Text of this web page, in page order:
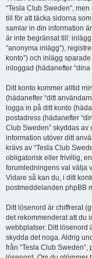
“Tesla Club Sweden”,
till för att täcka sidorna
samlar in din information
är inte begränsat till:
“anonyma inlägg”),
konto”) och inlägg
inloggad (hädanefter “dina
Ditt konto kommer alltid
(hädanefter “ditt
logga in på ditt konto
postadress (hädanefter
Club Sweden” skyddas av
information utöver ditt
krävs av “Tesla Club
obligatorisk eller frivillig,
forumledningens val välja
Vidare så kan du, i ditt
postmeddelanden phpBB
Ditt lösenord är chiffrerat
det rekommenderat att du
webbplatser. Ditt lösenord
skydda det noga. Aldrig
från “Tesla Club